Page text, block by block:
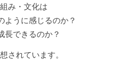
ードには、全てコードレビュ
ングを実施している
時行われるべき」という価値
しており、日常的に実施して
み・文化は
うに感じるのか？
できるのか？
されています。